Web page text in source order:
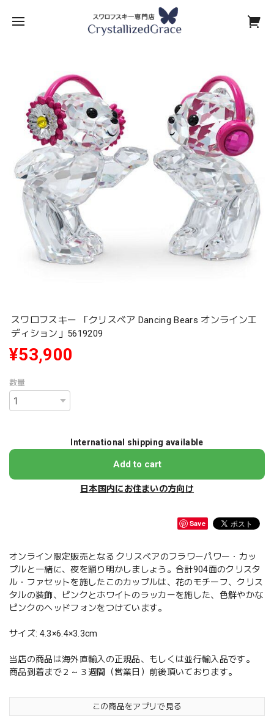
スワロフスキー 「クリスベア Dancing Bears オンラインエ
ディション」5619209
¥53,900
数量
International shipping available
Add to cart
日本国内にお住まいの方向け
Save
オンライン限定販売となる クリスベアのフラワーパワー・カッ
プルと一緒に、夜を踊り明かしましょう。合計904面のクリスタ
ル・ファセットを施したこのカップルは、花のモチーフ、クリス
タルの装飾、ピンクとホワイトのラッカーを施した、色鮮やかな
ピンクのヘッドフォンをつけています。
サイズ: 4.3×6.4×3.3cm
当店の商品は海外直輸入の正規品、もしくは並行輸入品です。
商品到着まで２～３週間（営業日）前後頂いております。
この商品をアプリで見る